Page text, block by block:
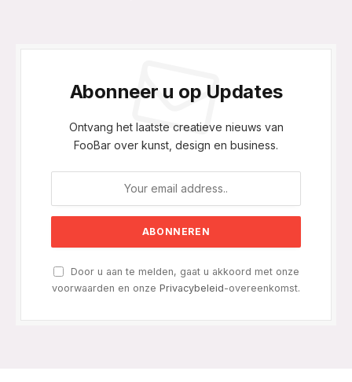
Abonneer u op Updates
Ontvang het laatste creatieve nieuws van
FooBar over kunst, design en business.
Door u aan te melden, gaat u akkoord met onze
voorwaarden en onze Privacybeleid-overeenkomst.